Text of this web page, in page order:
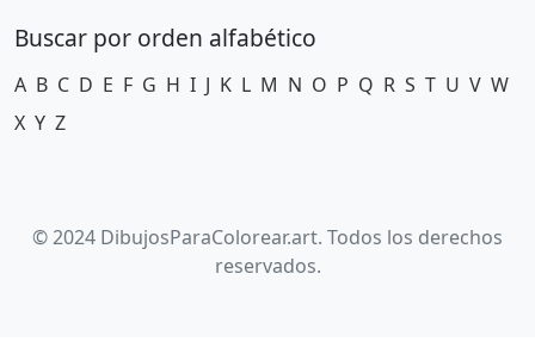
Buscar por orden alfabético
A B C D E F G H I J K L M N O P Q R S T U V W
X Y Z
© 2024 DibujosParaColorear.art. Todos los derechos
reservados.